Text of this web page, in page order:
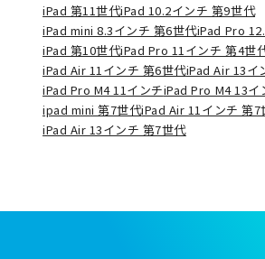
iPad 第11世代iPad 10.2インチ 第9世代
iPad mini 8.3インチ 第6世代iPad Pro
iPad 第10世代iPad Pro 11インチ 第4世
iPad Air 11インチ 第6世代iPad Air 13イ
iPad Pro M4 11インチiPad Pro M4 13イ
ipad mini 第7世代iPad Air 11インチ 第7
iPad Air 13インチ 第7世代